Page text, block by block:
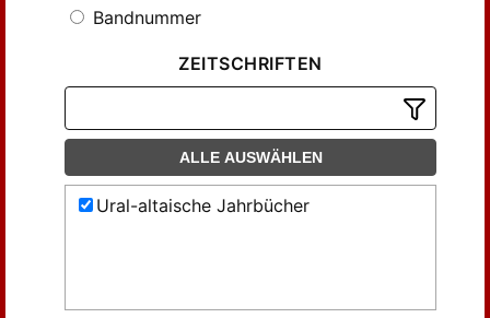
Bandnummer
ZEITSCHRIFTEN
ALLE AUSWÄHLEN
Ural-altaische Jahrbücher